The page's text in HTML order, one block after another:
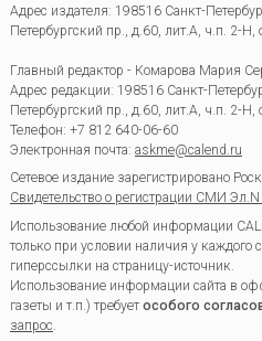
Адрес издателя: 198516 Санкт-
Петербургский пр., д.60, лит.А, ч.п. 2-Н,
Главный редактор - Комарова Мария
Адрес редакции: 198516 Санкт-
Петербургский пр., д.60, лит.А, ч.п. 2-
Телефон: +7 812 640-06-60
Электронная почта: askme@calend.ru
Сетевое издание зарегистрировано
Свидетельство о регистрации СМИ
Использование любой информации
только при условии наличия у каждого
гиперссылки на страницу-источник.
Использование информации сайта в
газеты и т.п.) требуетособого
запрос.